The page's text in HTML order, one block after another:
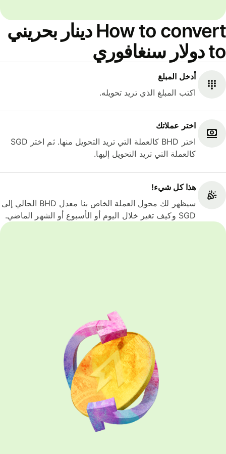
How to convert دينار بحريني
to دولار سنغافوري
أدخل المبلغ
اكتب المبلغ الذي تريد تحويله.
اختر عملاتك
اختر BHD كالعملة التي تريد التحويل منها. ثم اختر SGD
كالعملة التي تريد التحويل إليها.
هذا كل شيء‎!
سيظهر لك محول العملة الخاص بنا معدل BHD الحالي إلى
SGD وكيف تغير خلال اليوم أو الأسبوع أو الشهر الماضي.